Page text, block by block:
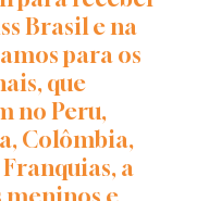
Brasil e na
para os
que
no Peru,
Colômbia,
a